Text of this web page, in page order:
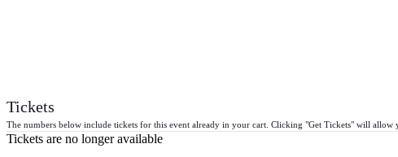
Tickets
The numbers below include tickets for this event already in your cart. Clicking "Get Tickets" will allow
Tickets are no longer available